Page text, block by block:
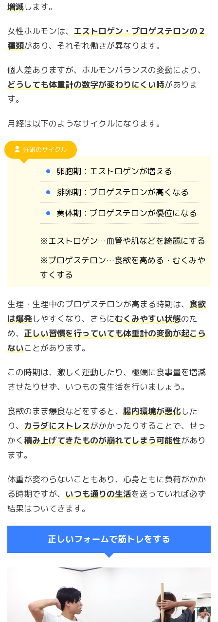
増減します。
女性ホルモンは、 エストロゲン・プロゲステロンの２
種類があり、それぞれ働きが異なります。
個人差ありますが、ホルモンバランスの変動により、
どうしても体重計の数字が変わりにくい時がありま
す。
月経は以下のようなサイクルになります。
分泌のサイクル
卵胞期：エストロゲンが増える
排卵期：プロゲステロンが高くなる
黄体期：プロゲステロンが優位になる
※エストロゲン…血管や肌などを綺麗にする
※プロゲステロン…食欲を高める・むくみや
すくする
生理・生理中のプロゲステロンが高まる時期は、 食欲
は爆発しやすくなり、さらにむくみやすい状態のた
め、 正しい習慣を行っていても体重計の変動が起こら
ないことがあります。
この時期は、激しく運動したり、極端に食事量を増減
させたりせず、いつもの食生活を行いましょう。
食欲のまま爆食などをすると、 腸内環境が悪化した
り、 カラダにストレスがかかったりすることで、せっ
かく 積み上げてきたものが崩れてしまう可能性があり
ます。
体重が変わらないこともあり、心身ともに負荷がかか
る時期ですが、 いつも通りの生活を送っていれば必ず
結果はついてきます。
正しいフォームで筋トレをする